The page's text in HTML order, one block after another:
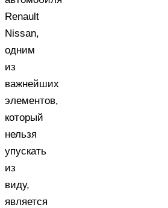
Renault
Nissan,
одним
из
важнейших
элементов,
который
нельзя
упускать
из
виду,
является